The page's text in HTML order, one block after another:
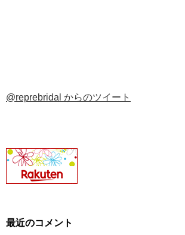
@reprebridal からのツイート
最近のコメント